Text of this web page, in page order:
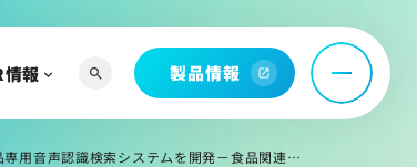
情報 search 製品情報 open_in_new
富に登録し、「きゅうり」と「キウイ」の違いも正しく判別－